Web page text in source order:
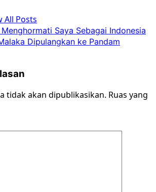
All Posts
Saya Sebagai Indonesia
Dipulangkan ke Pandam
tidak akan dipublikasikan. Ruas yang